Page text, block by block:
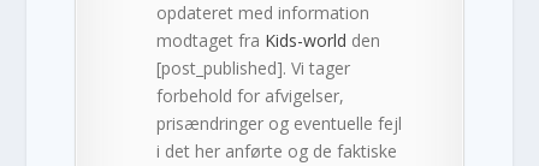
opdateret med information
modtaget fra Kids-world den
[post_published]. Vi tager
forbehold for afvigelser,
prisændringer og eventuelle fejl
i det her anførte og de faktiske